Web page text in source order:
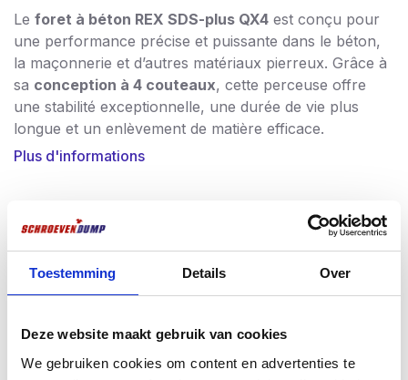
Toestemming Details Over
Deze website maakt gebruik van cookies
We gebruiken cookies om content en advertenties te
Le foret à béton REX SDS-plus QX4 est conçu pour
une performance précise et puissante dans le béton,
la maçonnerie et d’autres matériaux pierreux. Grâce à
sa conception à 4 couteaux, cette perceuse offre
une stabilité exceptionnelle, une durée de vie plus
longue et un enlèvement de matière efficace.
Lemarteau perforateur REX® QX4
unetransmission de la puissance à 100 %.Grâce à
la technologieIDS, le corps et la tête du foret sont
fusionnés en un ensemble homogène. Cela rend le
foret extrêmement résistant aux charges et aux
aux fraises jumelées traditionnelles.
Plus d'informations
Souvent achetés ensemble